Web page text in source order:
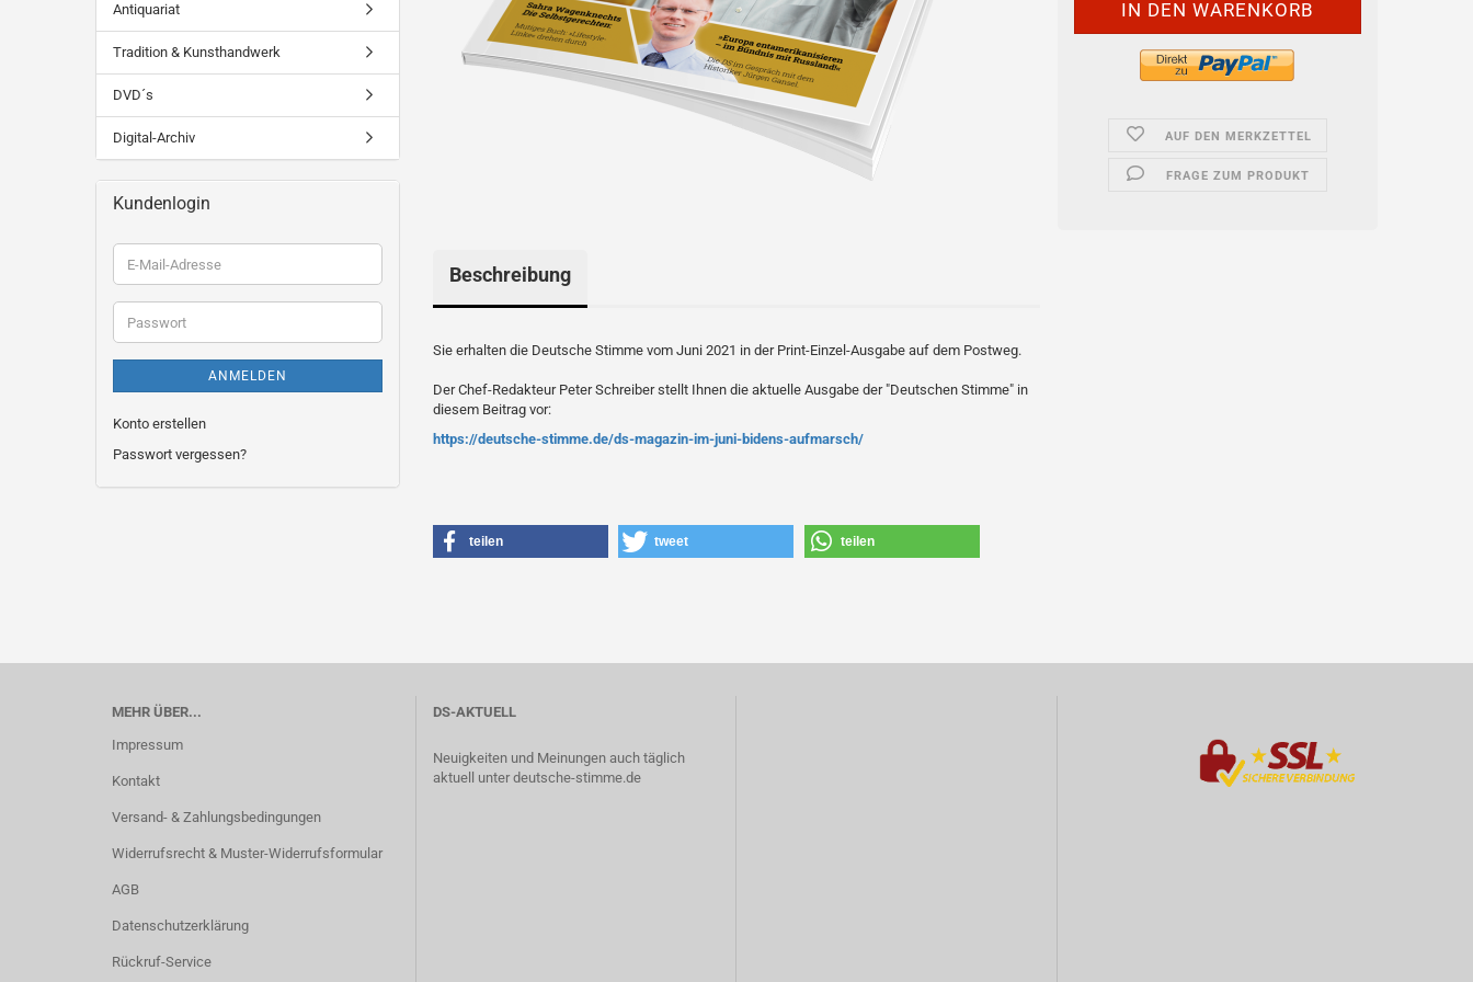
AUF DEN MERKZETTEL
FRAGE ZUM PRODUKT
Beschreibung
Sie erhalten die Deutsche Stimme vom Juni 2021 in der Print-Einzel-Ausgabe auf dem Postweg.
Der Chef-Redakteur Peter Schreiber stellt Ihnen die aktuelle Ausgabe der "Deutschen Stimme" in
diesem Beitrag vor:
https://deutsche-stimme.de/ds-magazin-im-juni-bidens-aufmarsch/
teilen tweet teilen
Antiquariat
Tradition & Kunsthandwerk
DVD´s
Digital-Archiv
Kundenlogin
E-
Mail-
Adresse
Passwort
ANMELDEN
Konto erstellen
Passwort vergessen?
MEHR ÜBER...
Impressum
Kontakt
Versand- & Zahlungsbedingungen
Widerrufsrecht & Muster-Widerrufsformular
AGB
Datenschutzerklärung
Rückruf-Service
DS-AKTUELL
Neuigkeiten und Meinungen auch täglich
aktuell unter deutsche-stimme.de